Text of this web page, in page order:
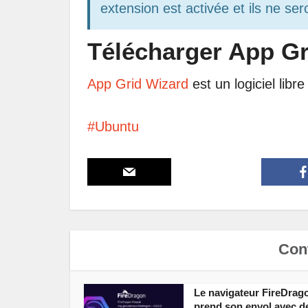
extension est activée et ils ne
Télécharger App
App Grid Wizard est un logiciel
Ubuntu
Le navigateur